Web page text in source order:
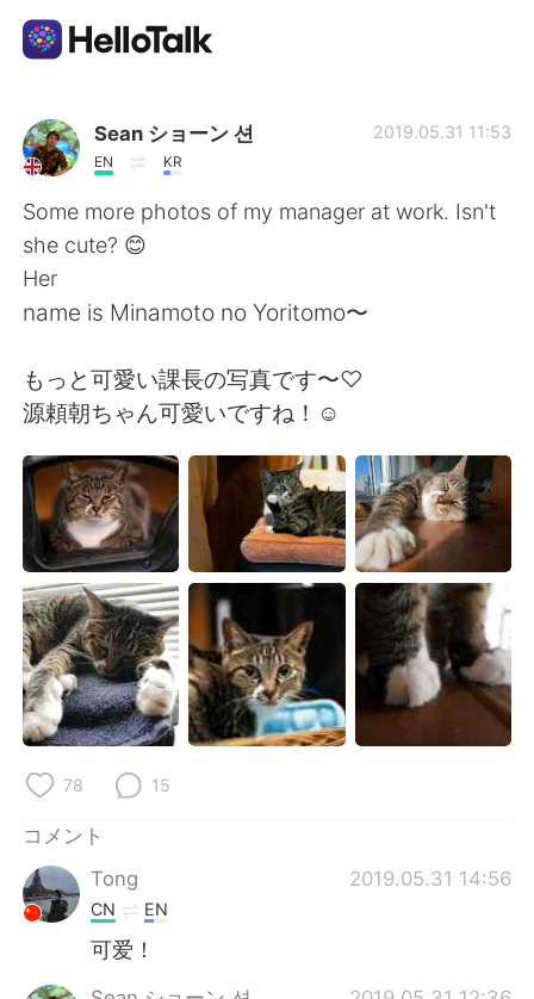
語学交換アプリ
AI Grammar Checker
日本語
繁體中文 Español
العربية Français
Deutsch 한국어
Русский ไทย
Indonesia Italiano
Türkçe Tiếng Việt
Português
Sean ショーン 션
EN KR
2019.05.31 11:53
Some more photos of my manager at work. Isn't
she cute? 😊
Her
name is Minamoto no Yoritomo〜
もっと可愛い課長の写真です〜♡
源頼朝ちゃん可愛いですね！☺️
78 15
コメント
Tong
2019.05.31 14:56
CN EN
可爱！